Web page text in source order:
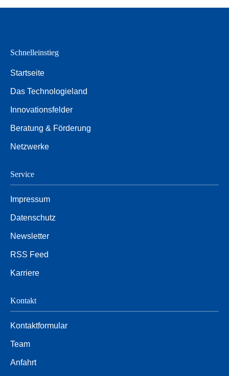
Schnelleinstieg
Startseite
Das Technologieland
Innovationsfelder
Beratung & Förderung
Netzwerke
Service
Impressum
Datenschutz
Newsletter
RSS Feed
Karriere
Kontakt
Kontaktformular
Team
Anfahrt